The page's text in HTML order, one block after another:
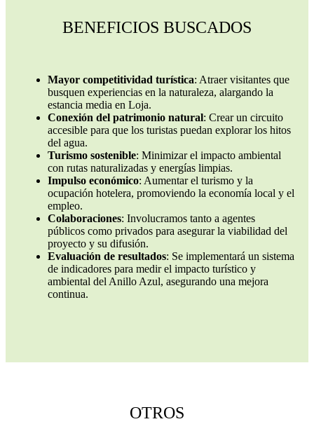
BENEFICIOS BUSCADOS
Mayor competitividad turística: Atraer visitantes que
busquen experiencias en la naturaleza, alargando la
estancia media en Loja.
Conexión del patrimonio natural: Crear un circuito
accesible para que los turistas puedan explorar los hitos
del agua.
Turismo sostenible: Minimizar el impacto ambiental
con rutas naturalizadas y energías limpias.
Impulso económico: Aumentar el turismo y la
ocupación hotelera, promoviendo la economía local y el
empleo.
Colaboraciones: Involucramos tanto a agentes
públicos como privados para asegurar la viabilidad del
proyecto y su difusión.
Evaluación de resultados: Se implementará un sistema
de indicadores para medir el impacto turístico y
ambiental del Anillo Azul, asegurando una mejora
continua.
OTROS